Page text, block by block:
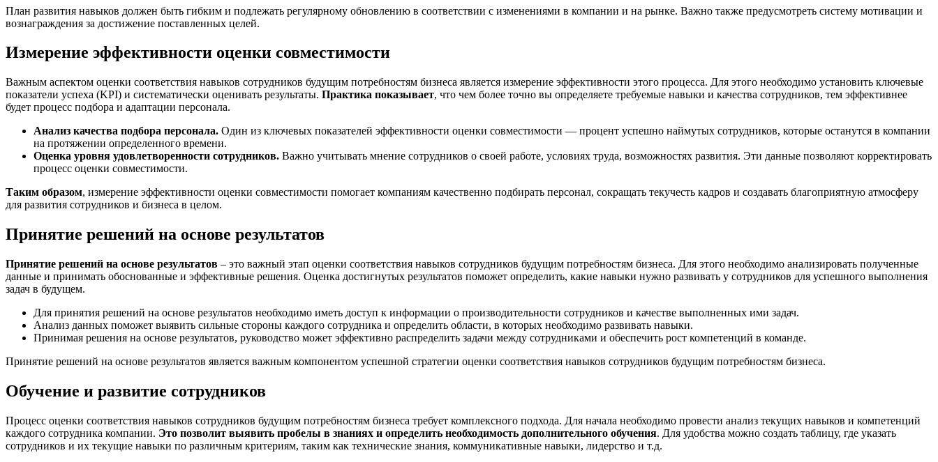
План развития навыков должен быть гибким и подлежать регулярному обновлению в соответствии с изменениями в компании и на рынке. Важно также предусмотреть систему мотивации и
вознаграждения за достижение поставленных целей.
Измерение эффективности оценки совместимости
Важным аспектом оценки соответствия навыков сотрудников будущим потребностям бизнеса является измерение эффективности этого процесса. Для этого необходимо установить ключевые
показатели успеха (KPI) и систематически оценивать результаты. Практика показывает, что чем более точно вы определяете требуемые навыки и качества сотрудников, тем эффективнее
будет процесс подбора и адаптации персонала.
Анализ качества подбора персонала. Один из ключевых показателей эффективности оценки совместимости — процент успешно наймутых сотрудников, которые останутся в компании
на протяжении определенного времени.
Оценка уровня удовлетворенности сотрудников. Важно учитывать мнение сотрудников о своей работе, условиях труда, возможностях развития. Эти данные позволяют корректировать
процесс оценки совместимости.
Таким образом, измерение эффективности оценки совместимости помогает компаниям качественно подбирать персонал, сокращать текучесть кадров и создавать благоприятную атмосферу
для развития сотрудников и бизнеса в целом.
Принятие решений на основе результатов
Принятие решений на основе результатов – это важный этап оценки соответствия навыков сотрудников будущим потребностям бизнеса. Для этого необходимо анализировать полученные
данные и принимать обоснованные и эффективные решения. Оценка достигнутых результатов поможет определить, какие навыки нужно развивать у сотрудников для успешного выполнения
задач в будущем.
Для принятия решений на основе результатов необходимо иметь доступ к информации о производительности сотрудников и качестве выполненных ими задач.
Анализ данных поможет выявить сильные стороны каждого сотрудника и определить области, в которых необходимо развивать навыки.
Принимая решения на основе результатов, руководство может эффективно распределить задачи между сотрудниками и обеспечить рост компетенций в команде.
Принятие решений на основе результатов является важным компонентом успешной стратегии оценки соответствия навыков сотрудников будущим потребностям бизнеса.
Обучение и развитие сотрудников
Процесс оценки соответствия навыков сотрудников будущим потребностям бизнеса требует комплексного подхода. Для начала необходимо провести анализ текущих навыков и компетенций
каждого сотрудника компании. Это позволит выявить пробелы в знаниях и определить необходимость дополнительного обучения. Для удобства можно создать таблицу, где указать
сотрудников и их текущие навыки по различным критериям, таким как технические знания, коммуникативные навыки, лидерство и т.д.